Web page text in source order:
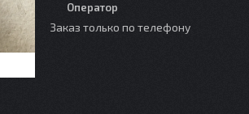
Оператор
Заказ только по телефону